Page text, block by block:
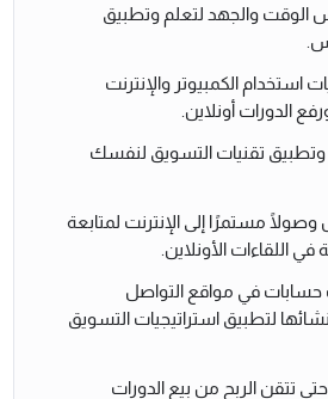
الوقت والجهد لتعلم وتطبيق
استخدام الكمبيوتر والإنترنت
الدورات أونلاين.
وتطبيق تقنيات التسويق لنفسك
مستمرًا إلى الإنترنت لمتابعة
اللقاءات الأونلاين.
حسابات في مواقع التواصل
لتطبيق استراتيجيات التسويق
تتقن الربح من بيع الدورات